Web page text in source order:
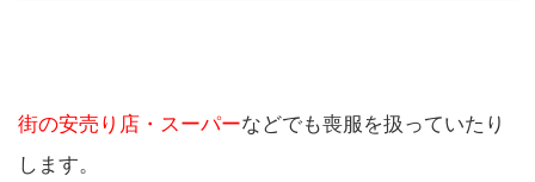
街の安売り店・スーパーなどでも喪服を扱っていたり
します。